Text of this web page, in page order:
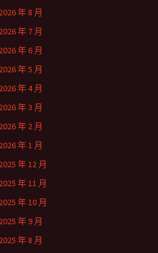
2026 年 8 月
2026 年 7 月
2026 年 6 月
2026 年 5 月
2026 年 4 月
2026 年 3 月
2026 年 2 月
2026 年 1 月
2025 年 12 月
2025 年 11 月
2025 年 10 月
2025 年 9 月
2025 年 8 月